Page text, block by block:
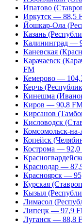
Ипатово
Иркутск — 88,5
Йошкар-Ола
Казань
Калининград —
Каневская
Карачаевск
FM
Кемерово —
Керчь
Кинешма
Киров — 90,8
Кирсанов
Кисловодск
Комсомольск-
Копейск
Кострома — 92,0
Краснодар —
Красноярск —
Курская
Кызыл
Лимасол
Липецк — 97,9
Луганск — 88,8